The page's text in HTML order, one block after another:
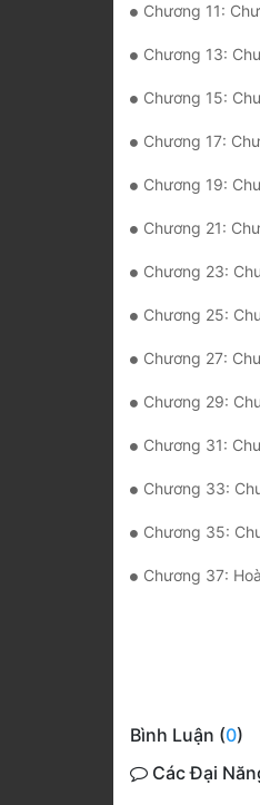
Chương 11:
Chương 13:
Chương 15:
Chương 17:
Chương 19:
Chương 21:
Chương 23:
Chương 25:
Chương 27:
Chương 29:
Chương 31:
Chương 33:
Chương 35:
Chương 37:
Bình Luận (0)
Các Đại